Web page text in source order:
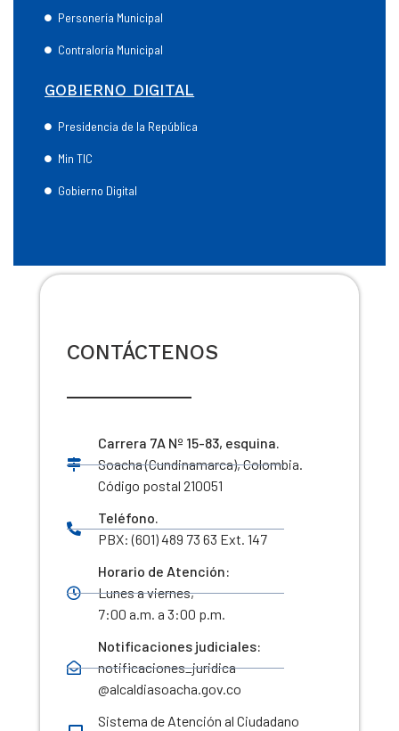
Personería Municipal
Contraloría Municipal
GOBIERNO DIGITAL
Presidencia de la República
Min TIC
Gobierno Digital
CONTÁCTENOS
Carrera 7A Nº 15-83, esquina.
Soacha (Cundinamarca), Colombia.
Código postal 210051
Teléfono.
PBX: (601) 489 73 63 Ext. 147
Horario de Atención:
Lunes a viernes,
7:00 a.m. a 3:00 p.m.
Notificaciones judiciales:
notificaciones_juridica
@alcaldiasoacha.gov.co
Sistema de Atención al Ciudadano